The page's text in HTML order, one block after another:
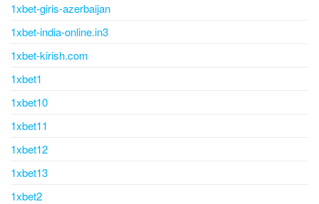
1xbet-giris-azerbaijan
1xbet-india-online.in3
1xbet-kirish.com
1xbet1
1xbet10
1xbet11
1xbet12
1xbet13
1xbet2